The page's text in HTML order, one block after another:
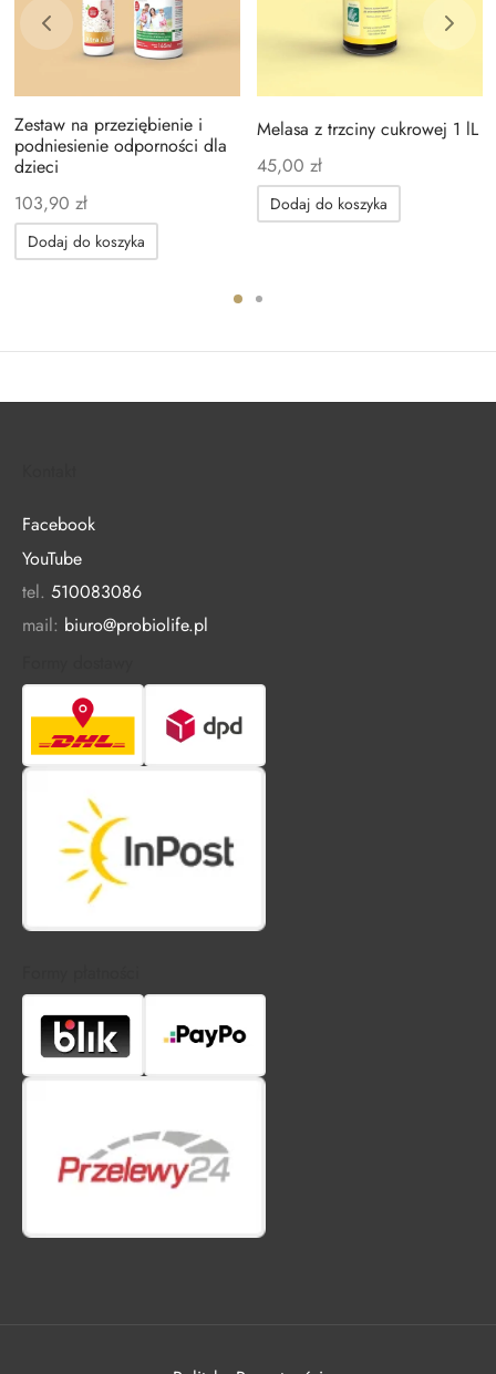
Zestaw na przeziębienie i
podniesienie odporności dla
dzieci
103,90 zł
Dodaj do koszyka
Melasa z trzciny cukrowej 1 lL
45,00 zł
Dodaj do koszyka
Facebook
YouTube
tel. 510083086
mail: biuro@probiolife.pl